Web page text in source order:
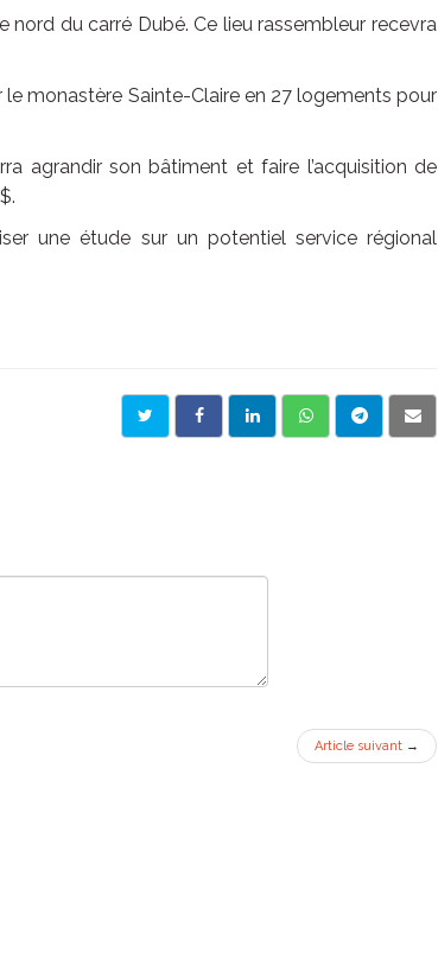
du carré Dubé. Ce lieu rassembleur recevra
monastère Sainte-Claire en 27 logements pour
agrandir son bâtiment et faire l’acquisition de
une étude sur un potentiel service régional
Article suivant →